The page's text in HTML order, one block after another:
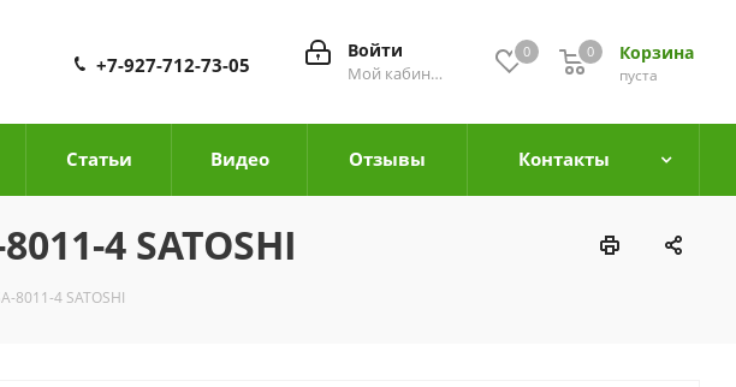
0 Корзина
0
пуста
0
Войти
Мой кабинет
+7-927-712-73-05
Cтатьи Видео Отзывы Контакты
4 SATOSHI
8011-4 SATOSHI